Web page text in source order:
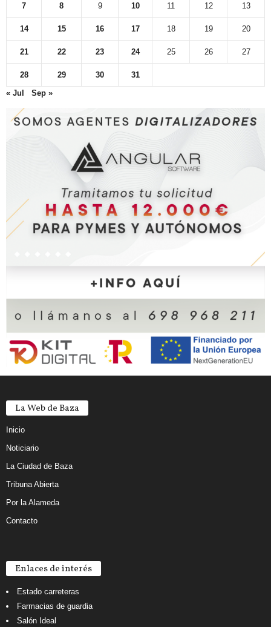
7 8 9 10 11 12 13
14 15 16 17 18 19 20
21 22 23 24 25 26 27
28 29 30
31
« Jul
Sep »
La Web de Baza
Inicio
Noticiario
La Ciudad de Baza
Tribuna Abierta
Por la Alameda
Contacto
Enlaces de interés
Estado carreteras
Farmacias de guardia
Salón Ideal